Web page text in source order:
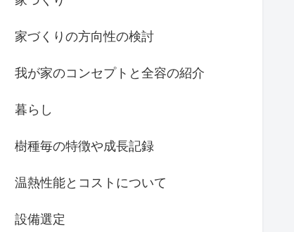
家づくりの方向性の検討
我が家のコンセプトと全容の紹介
暮らし
樹種毎の特徴や成長記録
温熱性能とコストについて
設備選定